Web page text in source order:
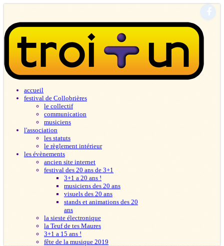
accueil
festival de Collobrières
le collectif
communication
musiciens
l'association
les statuts
le règlement intérieur
les évènements
ancien site internet
festival des 20 ans de 3+1
3+1 a 20 ans !
musiciens des 20 ans
visuels des 20 ans
stands et animations des 20
ans
la sieste électronique
la Teuf de tes Maures
3+1 a 15 ans !
fête de la musique 2019